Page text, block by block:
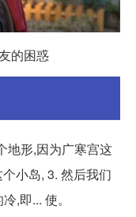
的困惑
地形,因为广寒宫这
小岛, 3. 然后我们
,即... 使。